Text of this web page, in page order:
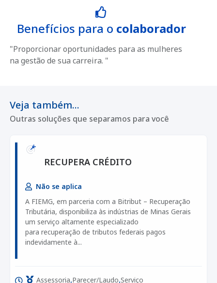
Benefícios para o colaborador
"Proporcionar oportunidades para as mulheres
na gestão de sua carreira. "
Veja também...
Outras soluções que separamos para você
RECUPERA CRÉDITO
Não se aplica
A FIEMG, em parceria com a Bitribut – Recuperação
Tributária, disponibiliza às indústrias de Minas Gerais
um serviço altamente especializado
para recuperação de tributos federais pagos
indevidamente à...
Assessoria,Parecer/Laudo,Serviço